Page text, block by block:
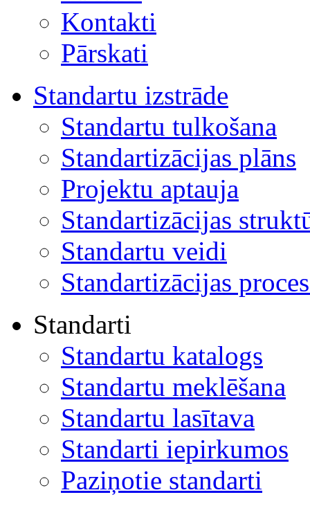
Kontakti
Pārskati
Standartu izstrāde
Standartu tulkošana
Standartizācijas plāns
Projektu aptauja
Standartizācijas
Standartu veidi
Standartizācijas
Standarti
Standartu katalogs
Standartu meklēšana
Standartu lasītava
Standarti iepirkumos
Paziņotie standarti